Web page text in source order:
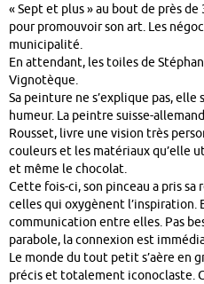
« Sept et plus » au bout de près
pour promouvoir son art. Les
municipalité.
En attendant, les toiles de
Vignotèque.
Sa peinture ne s’explique pas, elle
humeur. La peintre suisse-
Rousset, livre une vision très
couleurs et les matériaux qu’elle
et même le chocolat.
Cette fois-ci, son pinceau a pris
celles qui oxygènent l’inspiration.
communication entre elles. Pas
parabole, la connexion est
Le monde du tout petit s’aère en
précis et totalement iconoclaste.